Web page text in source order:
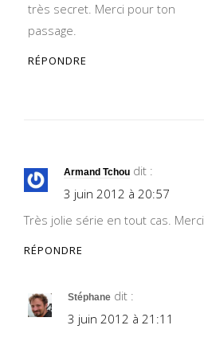
très secret. Merci pour ton
passage.
RÉPONDRE
Armand Tchou dit :
3 juin 2012 à 20:57
Très jolie série en tout cas. Merci
RÉPONDRE
Stéphane dit :
3 juin 2012 à 21:11